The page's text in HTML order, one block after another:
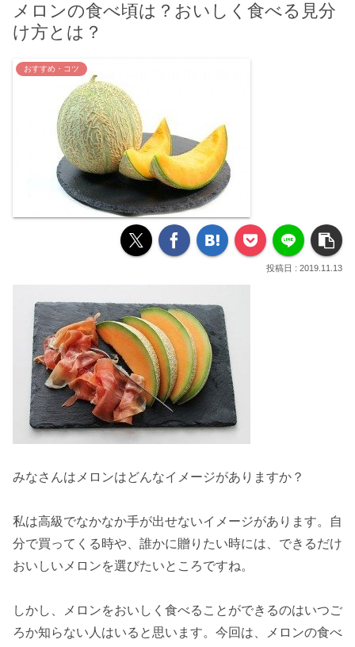
メロンの食べ頃は？おいしく食べる見分
け方とは？
おすすめ・コツ
2019.11.13
みなさんはメロンはどんなイメージがありますか？
私は高級でなかなか手が出せないイメージがあります。自
分で買ってくる時や、誰かに贈りたい時には、できるだけ
おいしいメロンを選びたいところですね。
しかし、メロンをおいしく食べることができるのはいつご
ろか知らない人はいると思います。今回は、メロンの食べ